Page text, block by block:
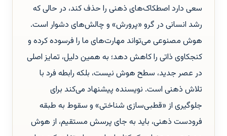
سعی دارد اصطکاک‌های ذهنی را حذف کند، در حالی که
رشد انسانی در گرو «پرورش» و چالش‌های دشوار است.
هوش مصنوعی می‌تواند مهارت‌های ما را فرسوده کرده و
کنجکاوی ذاتی را کاهش دهد؛ به همین دلیل، تمایز اصلی
در عصر جدید، سطح هوش نیست، بلکه رابطه فرد با
تلاش ذهنی است. نویسنده پیشنهاد می‌کند برای
جلوگیری از «قطبی‌سازی شناختی» و سقوط به طبقه
فرودست ذهنی، باید به جای پرسش مستقیم، از هوش